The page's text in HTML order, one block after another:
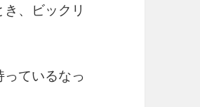
、ビックリ
ているなっ